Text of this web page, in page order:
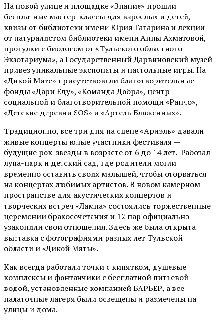
На новой улице и площадке «Знание» прошли
бесплатные мастер-классы для взрослых и детей,
квизы от библиотеки имени Юрия Гагарина и лекции
от натуралистом библиотеки имени Анны Ахматовой,
прогулки с биологом от «Тульского областного
Экзотариума», а Государственный Дарвиновский музей
привез уникальные экспонаты и настольные игры. На
«Дикой Мяте» присутствовали благотворительные
фонды «Дари Еду», «Команда Добра», центр
социальной и благотворительной помощи «Ранчо»,
«Детские деревни SOS» и «Артель Блаженных».
Традиционно, все три дня на сцене«Ариэль» давали
живые концерты юные участники фестиваля —
будущие рок-звезды в возрасте от 6 до 14 лет. Работал
луна-парк и детский сад, где родители могли
временно оставить своих малышей, чтобы оторваться
на концертах любимых артистов. В новом камерном
пространстве для акустических концертов и
творческих встреч «Лампа» состоялись торжественные
церемонии бракосочетания и 12 пар официально
узаконили свои отношения. Здесь же была открыта
выставка с фотографиями разных лет Тульской
области и «Дикой Мяты».
Как всегда работали точки с кипятком, душевые
комплексы и фонтанчики с бесплатной питьевой
водой, установленные компанией БАРЬЕР, а все
палаточные лагеря были освещены и размечены на
улицы и дома.